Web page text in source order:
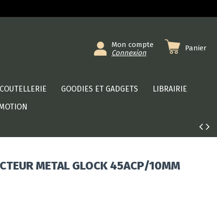
Mon compte
Connexion
Panier
COUTELLERIE GOODIES ET GADGETS
LIBRAIRIE
METAL GLOCK 45ACP/10MM